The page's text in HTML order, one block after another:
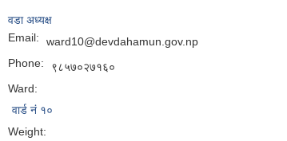
वडा अध्यक्ष
Email:
ward10@devdahamun.gov.np
Phone:
९८५७०२७१६०
Ward:
वार्ड नं १०
Weight: